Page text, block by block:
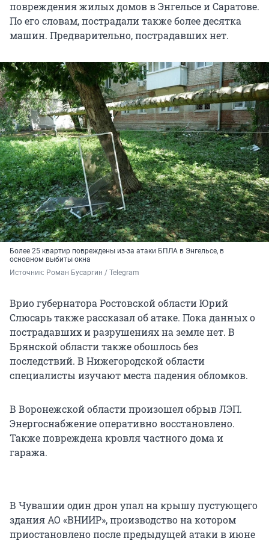
повреждения жилых домов в Энгельсе и Саратове.
По его словам, пострадали также более десятка
машин. Предварительно, пострадавших нет.
Более 25 квартир повреждены из-за атаки БПЛА в Энгельсе, в
основном выбиты окна
Источник: Роман Бусаргин / Telegram
Врио губернатора Ростовской области Юрий
Слюсарь также рассказал об атаке. Пока данных о
пострадавших и разрушениях на земле нет. В
Брянской области также обошлось без
последствий. В Нижегородской области
специалисты изучают места падения обломков.
В Воронежской области произошел обрыв ЛЭП.
Энергоснабжение оперативно восстановлено.
Также повреждена кровля частного дома и
гаража.
В Чувашии один дрон упал на крышу пустующего
здания АО «ВНИИР», производство на котором
приостановлено после предыдущей атаки в июне